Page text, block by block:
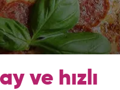
ve hızlı